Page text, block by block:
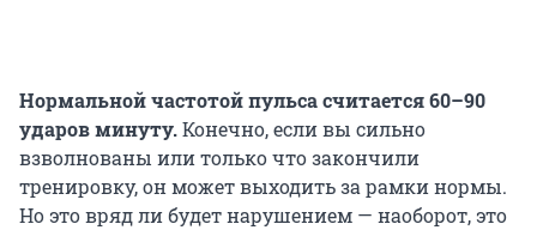
Нормальной частотой пульса считается 60–90
ударов минуту.Конечно, если вы сильно
взволнованы или только что закончили
тренировку, он может выходить за рамки нормы.
Но это вряд ли будет нарушением — наоборот, это